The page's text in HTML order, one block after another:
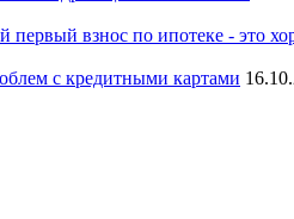
первый взнос по ипотеке - это
с кредитными картами